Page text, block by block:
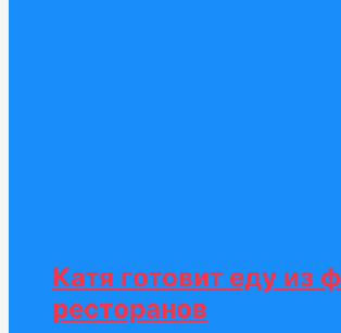
Катя готовит еду из
ресторанов